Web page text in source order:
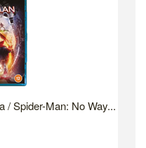
/ Spider-Man: No Way...